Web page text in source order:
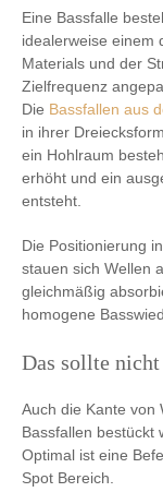
Eine Bassfalle
idealerweise einem
Materials und der
Zielfrequenz
Die Bassfallen aus
in ihrer
ein Hohlraum
erhöht und ein
entsteht.
Die Positionierung
stauen sich Wellen
gleichmäßig
homogene
Das sollte nicht
Auch die Kante von
Bassfallen bestückt
Optimal ist eine
Spot Bereich.